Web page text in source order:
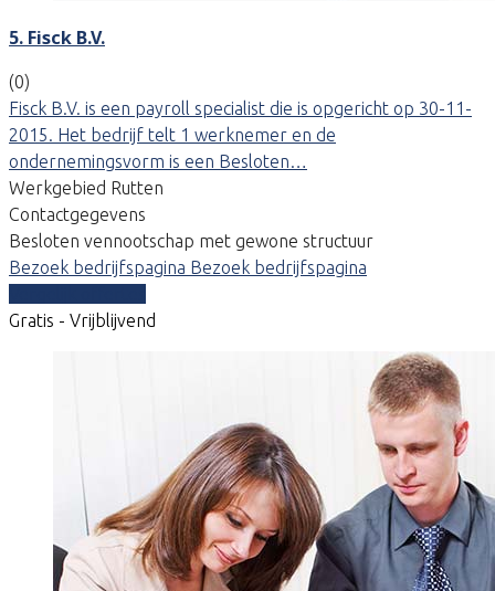
5. Fisck B.V.
(0)
Fisck B.V. is een payroll specialist die is opgericht op 30-11-
2015. Het bedrijf telt 1 werknemer en de
ondernemingsvorm is een Besloten…
Werkgebied Rutten
Contactgegevens
Besloten vennootschap met gewone structuur
Bezoek bedrijfspagina Bezoek bedrijfspagina
Gratis - Vrijblijvend